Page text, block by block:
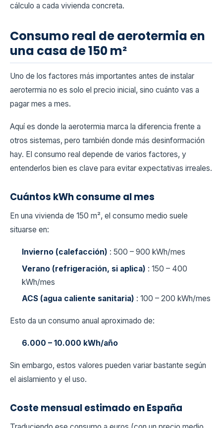
cálculo a cada vivienda concreta.
Consumo real de aerotermia en
una casa de 150 m²
Uno de los factores más importantes antes de instalar
aerotermia no es solo el precio inicial, sino cuánto vas a
pagar mes a mes.
Aquí es donde la aerotermia marca la diferencia frente a
otros sistemas, pero también donde más desinformación
hay. El consumo real depende de varios factores, y
entenderlos bien es clave para evitar expectativas irreales.
Cuántos kWh consume al mes
En una vivienda de 150 m², el consumo medio suele
situarse en:
Invierno (calefacción) : 500 – 900 kWh/mes
Verano (refrigeración, si aplica) : 150 – 400
kWh/mes
ACS (agua caliente sanitaria) : 100 – 200 kWh/mes
Esto da un consumo anual aproximado de:
6.000 – 10.000 kWh/año
Sin embargo, estos valores pueden variar bastante según
el aislamiento y el uso.
Coste mensual estimado en España